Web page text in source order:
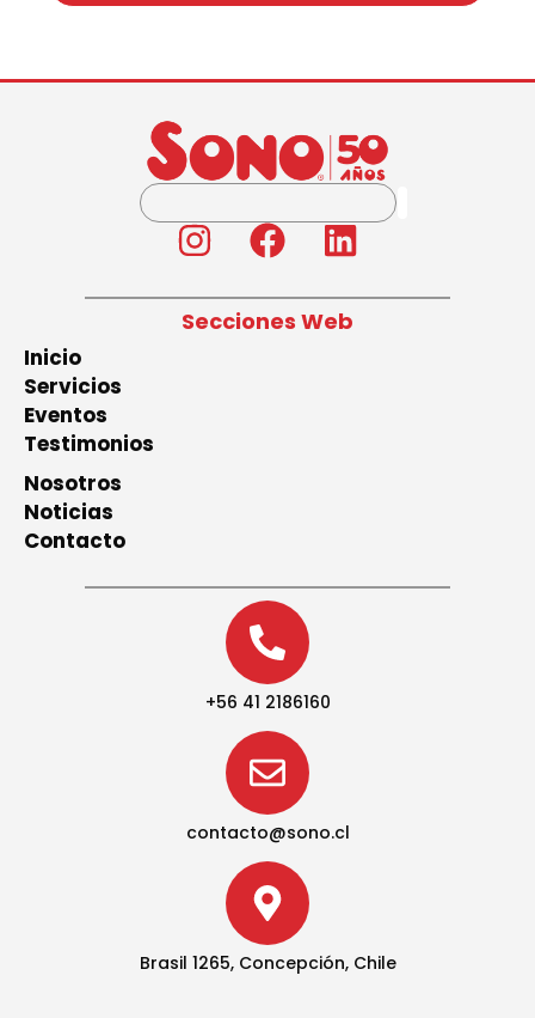
Secciones Web
Inicio
Servicios
Eventos
Testimonios
Nosotros
Noticias
Contacto
+56 41 2186160
contacto@sono.cl
Brasil 1265, Concepción, Chile